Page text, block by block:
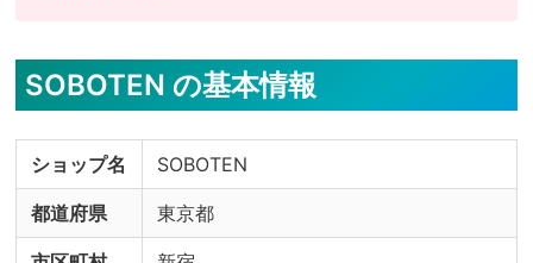
SOBOTEN の基本情報
ショップ名 SOBOTEN
都道府県 東京都